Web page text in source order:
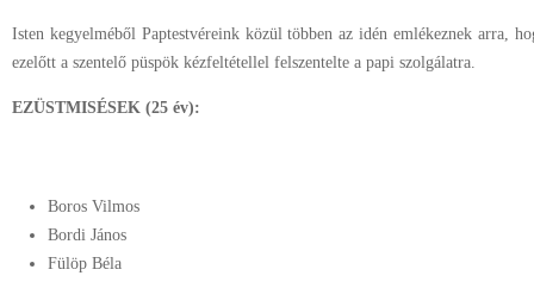
Isten kegyelméből Paptestvéreink közül többen az idén emlékeznek arra,
ezelőtt a szentelő püspök kézfeltétellel felszentelte a papi szolgálatra.
EZÜSTMISÉSEK (25 év):
Boros Vilmos
Bordi János
Fülöp Béla